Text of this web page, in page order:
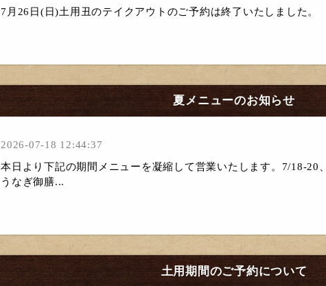
7月26日(日)土用丑のテイクアウトのご予約は終了いたしました。
夏メニューのお知らせ
2026-07-18 12:44:37
本日より下記の期間メニューを凝縮して営業いたします。7/18-20
うなぎ御膳...
土用期間のご予約について